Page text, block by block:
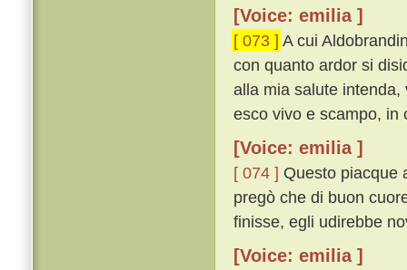
[Voice: emilia ]
[ 073 ] A cui
con quanto ardor si
alla mia salute
esco vivo e scampo, in
[Voice: emilia ]
[ 074 ] Questo piacque
pregò che di buon
finisse, egli udirebbe
[Voice: emilia ]